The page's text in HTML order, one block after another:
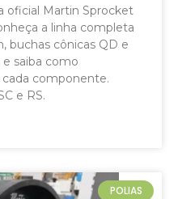
oficial Martin Sprocket
a linha completa
buchas cônicas QD e
saiba como
componente.
e RS.
POLIAS